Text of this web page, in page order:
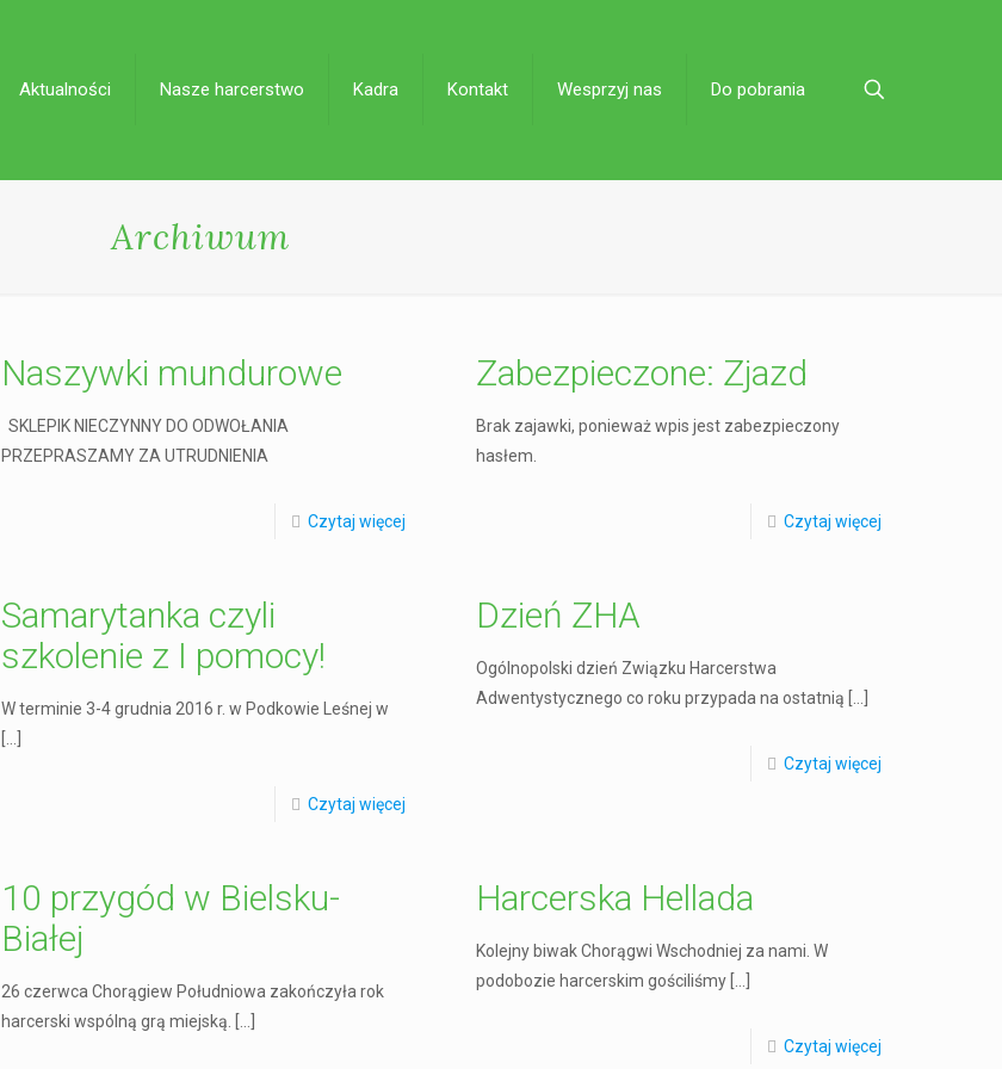
Aktualności Nasze harcerstwo Kadra Kontakt Wesprzyj nas Do pobrania
Archiwum
Naszywki mundurowe
SKLEPIK NIECZYNNY DO ODWOŁANIA
PRZEPRASZAMY ZA UTRUDNIENIA
Czytaj więcej
Zabezpieczone: Zjazd
Brak zajawki, ponieważ wpis jest zabezpieczony
hasłem.
Czytaj więcej
Samarytanka czyli
szkolenie z I pomocy!
W terminie 3-4 grudnia 2016 r. w Podkowie Leśnej w
Czytaj więcej
Dzień ZHA
Ogólnopolski dzień Związku Harcerstwa
Adwentystycznego co roku przypada na ostatnią
Czytaj więcej
10 przygód w Bielsku-
Białej
26 czerwca Chorągiew Południowa zakończyła rok
harcerski wspólną grą miejską.
Harcerska Hellada
Kolejny biwak Chorągwi Wschodniej za nami. W
podobozie harcerskim gościliśmy
Czytaj więcej